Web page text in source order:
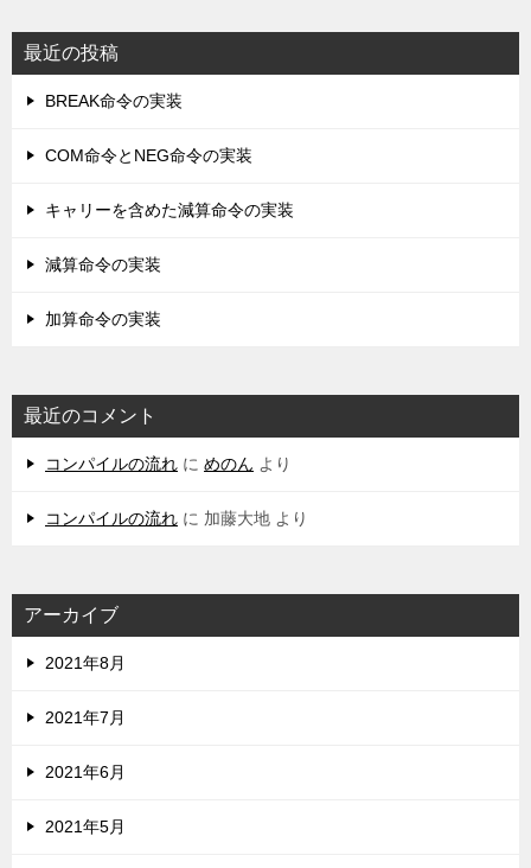
最近の投稿
BREAK命令の実装
COM命令とNEG命令の実装
キャリーを含めた減算命令の実装
減算命令の実装
加算命令の実装
最近のコメント
コンパイルの流れ に めのん より
コンパイルの流れ に 加藤大地 より
アーカイブ
2021年8月
2021年7月
2021年6月
2021年5月